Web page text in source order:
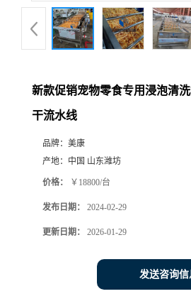
新款促销宠物零食专用浸泡清
干流水线
品牌： 美康
产地： 中国 山东潍坊
价格： ￥18800/台
发布日期： 2024-02-29
更新日期： 2026-01-29
发送咨询信